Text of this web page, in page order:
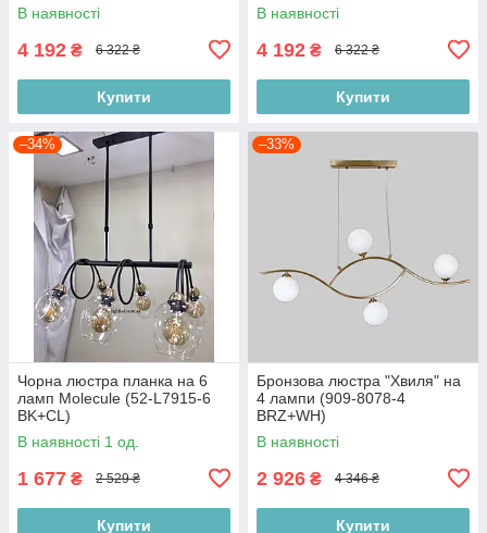
В наявності
4 192 ₴ 6 322 ₴
Купити
В наявності
4 192 ₴ 6 322 ₴
Купити
–34%
Чорна люстра планка на 6
ламп Molecule (52-L7915-6
BK+CL)
В наявності 1 од.
1 677 ₴ 2 529 ₴
Купити
–33%
Бронзова люстра "Хвиля" на
4 лампи (909-8078-4
BRZ+WH)
В наявності
2 926 ₴ 4 346 ₴
Купити